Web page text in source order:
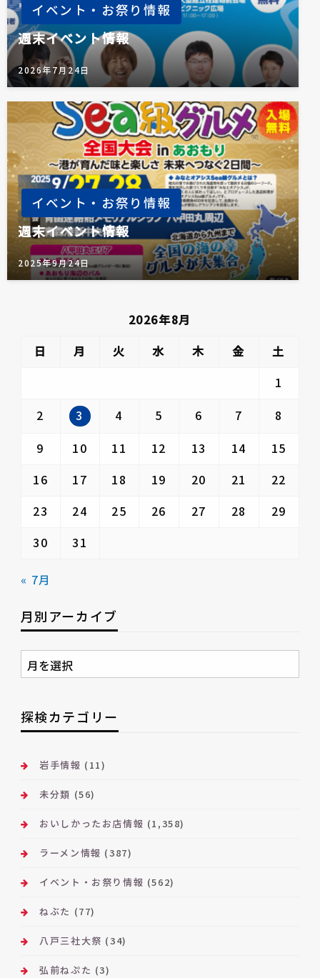
イベント・お祭り情報
週末イベント情報
2026年7月24日
イベント・お祭り情報
週末イベント情報
2025年9月24日
2026年8月
日
月 火 水 木 金
土
1
2
3 4 5 6 7
8
9
10 11 12 13 14
15
16
17 18 19 20 21
22
23
24 25 26 27 28
29
30
31
« 7月
月別アーカイブ
月
別
ー
カ
ブ
探検カテゴリー
岩手情報 (11)
未分類 (56)
おいしかったお店情報 (1,358)
ラーメン情報 (387)
イベント・お祭り情報 (562)
ねぶた (77)
八戸三社大祭 (34)
弘前ねぷた (3)